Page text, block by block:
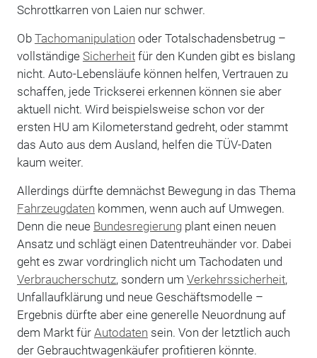
Schrottkarren von Laien nur schwer.
Ob Tachomanipulation oder Totalschadensbetrug –
vollständige Sicherheitfür den Kunden gibt es bislang
nicht. Auto-Lebensläufe können helfen, Vertrauen zu
schaffen, jede Trickserei erkennen können sie aber
aktuell nicht. Wird beispielsweise schon vor der
ersten HU am Kilometerstand gedreht, oder stammt
das Auto aus dem Ausland, helfen die TÜV-Daten
kaum weiter.
Allerdings dürfte demnächst Bewegung in das Thema
Fahrzeugdaten kommen, wenn auch auf Umwegen.
Denn die neue Bundesregierungplant einen neuen
Ansatz und schlägt einen Datentreuhänder vor. Dabei
geht es zwar vordringlich nicht um Tachodaten und
Verbraucherschutz, sondern um Verkehrssicherheit,
Unfallaufklärung und neue Geschäftsmodelle –
Ergebnis dürfte aber eine generelle Neuordnung auf
dem Markt für Autodaten sein. Von der letztlich auch
der Gebrauchtwagenkäufer profitieren könnte.